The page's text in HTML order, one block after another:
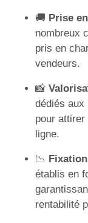
🚚 Prise
nombreux
pris en
vendeurs.
📸
dédiés aux
pour
ligne.
📉
établis en
rentabilité